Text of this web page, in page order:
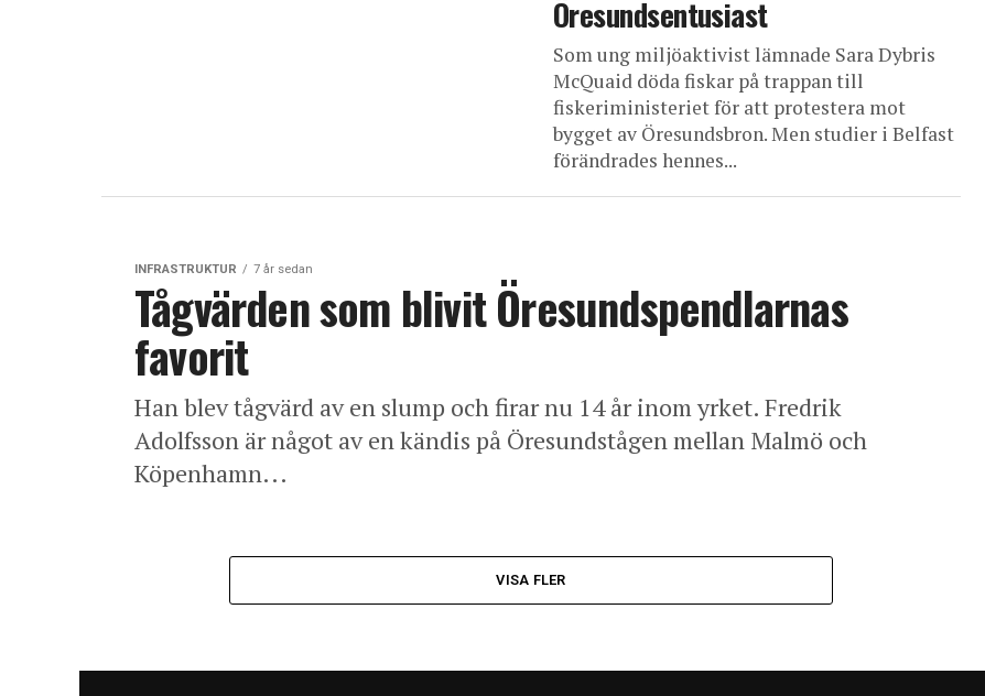
Öresundsentusiast
Som ung miljöaktivist lämnade Sara Dybris
McQuaid döda fiskar på trappan till
fiskeriministeriet för att protestera mot
bygget av Öresundsbron. Men studier i Belfast
förändrades hennes...
INFRASTRUKTUR 7 år sedan
Tågvärden som blivit Öresundspendlarnas
favorit
Han blev tågvärd av en slump och firar nu 14 år inom yrket. Fredrik
Adolfsson är något av en kändis på Öresundstågen mellan Malmö och
Köpenhamn...
VISA FLER